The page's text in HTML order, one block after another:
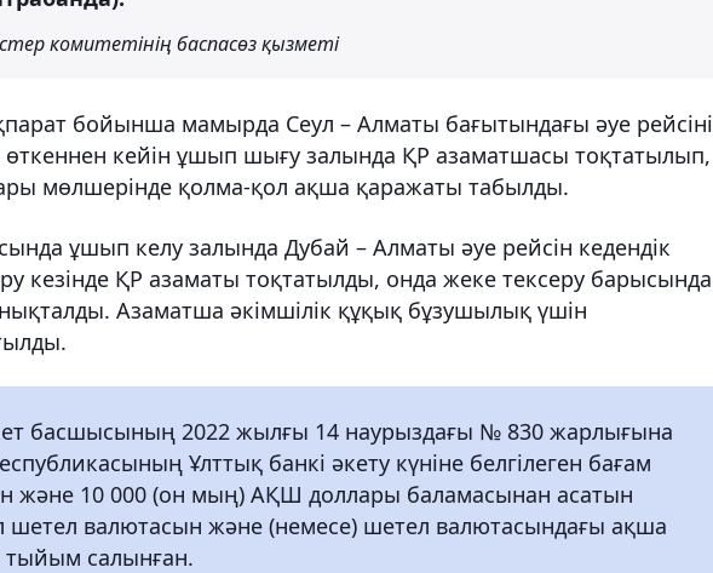
комитетінің баспасөз қызметі
бойынша мамырда Сеул – Алматы бағытындағы әуе
өткеннен кейін ұшып шығу залында ҚР азаматшасы тоқтатылып,
мөлшерінде қолма-қол ақша қаражаты табылды.
ұшып келу залында Дубай – Алматы әуе рейсін кедендік
кезінде ҚР азаматы тоқтатылды, онда жеке тексеру барысында
Азаматша әкімшілік құқық бұзушылық үшін
басшысының 2022 жылғы 14 наурыздағы № 830 жарлығына
Ұлттық банкі әкету күніне белгілеген бағам
және 10 000 (он мың) АҚШ доллары баламасынан асатын
шетел валютасын және (немесе) шетел валютасындағы ақша
тыйым салынған.